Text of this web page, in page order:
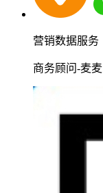
营销数据服务
商务顾问-麦麦